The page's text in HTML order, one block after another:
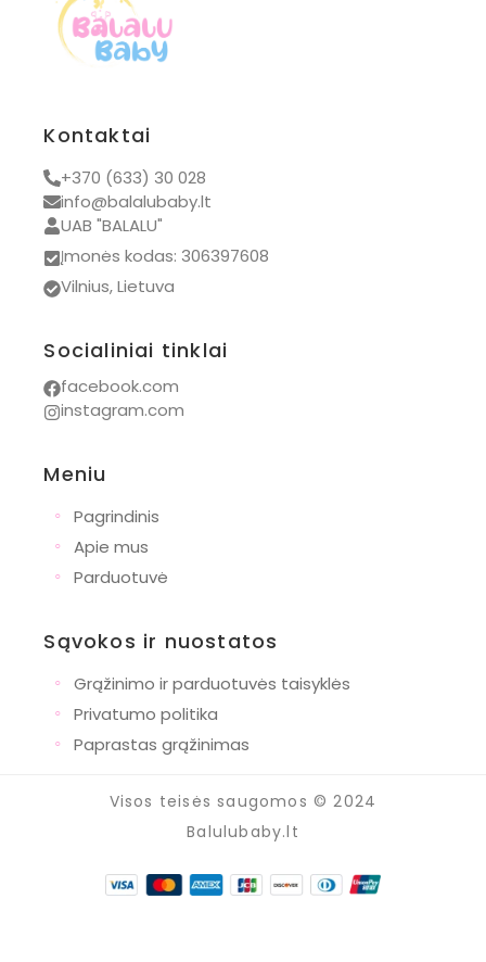
Kontaktai
+370 (633) 30 028
info@balalubaby.lt
UAB "BALALU"
Įmonės kodas: 306397608
Vilnius, Lietuva
Socialiniai tinklai
facebook.com
instagram.com
Meniu
◦
Pagrindinis
◦ Apie mus
◦ Parduotuvė
Sąvokos ir nuostatos
◦
Grąžinimo ir parduotuvės taisyklės
◦ Privatumo politika
◦ Paprastas grąžinimas
Visos teisės saugomos © 2024
Balulubaby.lt